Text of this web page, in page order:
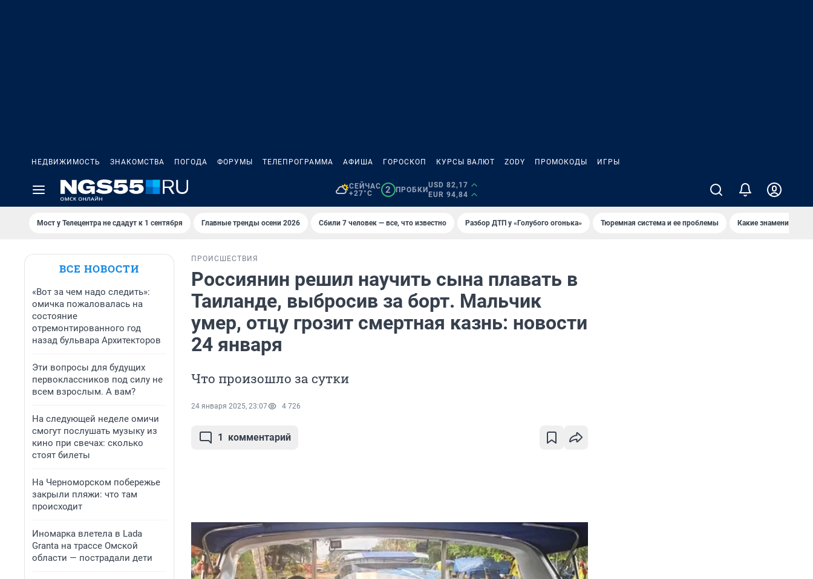
НЕДВИЖИМОСТЬ ЗНАКОМСТВА ПОГОДА ФОРУМЫ ТЕЛЕПРОГРАММА АФИША ГОРОСКОП КУРСЫ ВАЛЮТ ZODY ПРОМОКОДЫ ИГРЫ
СЕЙЧАС
+27°C
2 ПРОБКИ
USD 82,17
EUR 94,84
Мост у Телецентра не сдадут к 1 сентября Главные тренды осени 2026 Сбили 7 человек — все, что известно Разбор ДТП у «Голубого огонька» Тюремная система и ее проблемы Какие знаменитости
ВСЕ НОВОСТИ
«Вот за чем надо следить»:
омичка пожаловалась на
состояние
отремонтированного год
назад бульвара Архитекторов
Эти вопросы для будущих
первоклассников под силу не
всем взрослым. А вам?
На следующей неделе омичи
смогут послушать музыку из
кино при свечах: сколько
стоят билеты
На Черноморском побережье
закрыли пляжи: что там
происходит
Иномарка влетела в Lada
Granta на трассе Омской
области — пострадали дети
ПРОИСШЕСТВИЯ
Россиянин решил научить сына плавать в
Таиланде, выбросив за борт. Мальчик
умер, отцу грозит смертная казнь: новости
24 января
Что произошло за сутки
24 января 2025, 23:07 4 726
1 комментарий